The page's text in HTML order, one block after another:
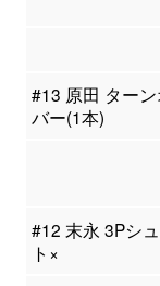
#13 原田 ター
バー(1本)
#12 末永 3Pシ
ト×